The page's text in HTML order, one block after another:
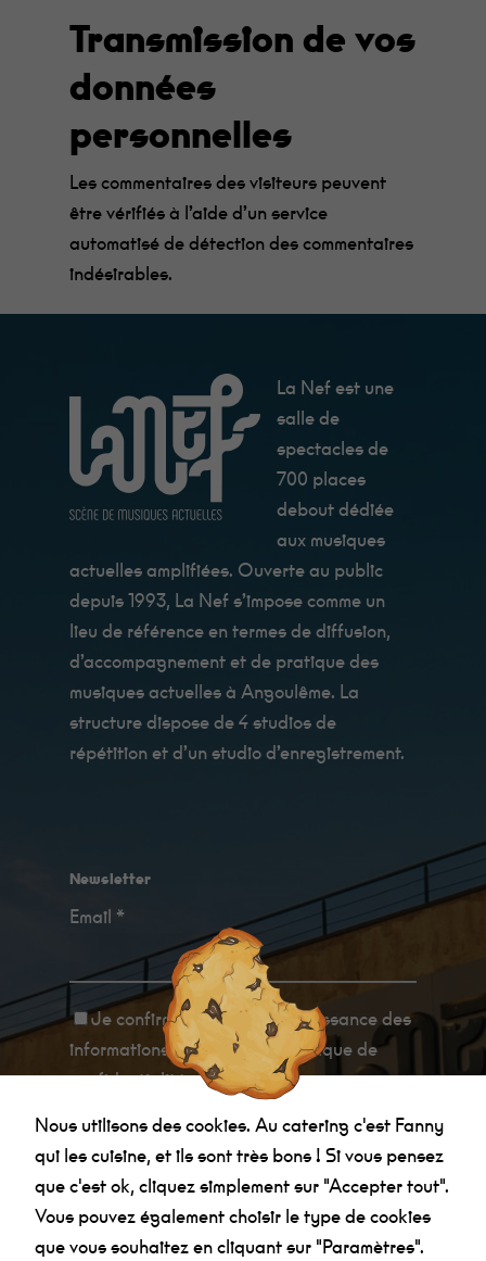
Transmission de vos
données
personnelles
Les commentaires des visiteurs peuvent
être vérifiés à l’aide d’un service
automatisé de détection des commentaires
indésirables.
La Nef est une
salle de
spectacles de
700 places
debout dédiée
aux musiques
actuelles amplifiées. Ouverte au public
depuis 1993, La Nef s’impose comme un
lieu de référence en termes de diffusion,
d’accompagnement et de pratique des
musiques actuelles à Angoulême. La
structure dispose de 4 studios de
répétition et d’un studio d’enregistrement.
Newsletter
Email *
Je confirme avoir
pris connaissance des
informations relatives à la politique de
confidentialité.
Nous utilisons des cookies. Au catering c'est Fanny
qui les cuisine, et ils sont très bons ! Si vous pensez
que c'est ok, cliquez simplement sur "Accepter tout".
Vous pouvez également choisir le type de cookies
que vous souhaitez en cliquant sur "Paramètres".
En
partageant
lorsque vous
visitez notre
augmentez
de voir du
contenu et